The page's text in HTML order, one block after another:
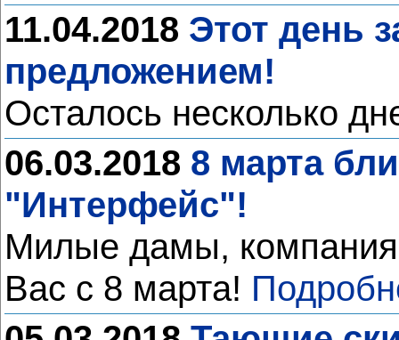
11.04.2018 Этот день
предложением!
Осталось несколько
06.03.2018 8 марта
"Интерфейс"!
Милые дамы,
Вас с 8 марта!